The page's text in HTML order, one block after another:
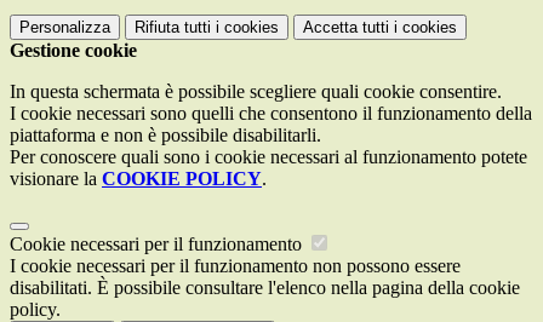
Personalizza Rifiuta tutti i cookies Accetta tutti i cookies
Gestione cookie
In questa schermata è possibile scegliere quali cookie consentire.
I cookie necessari sono quelli che consentono il funzionamento della
piattaforma e non è possibile disabilitarli.
Per conoscere quali sono i cookie necessari al funzionamento potete
visionare la COOKIE POLICY.
Cookie necessari per il funzionamento
I cookie necessari per il funzionamento non possono essere
disabilitati. È possibile consultare l'elenco nella pagina della cookie
policy.